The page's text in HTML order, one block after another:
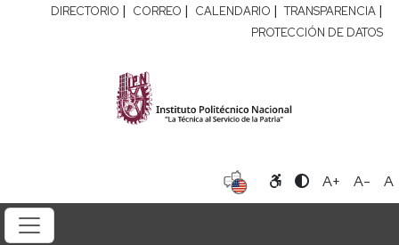
DIRECTORIO | CORREO | CALENDARIO | TRANSPARENCIA |
PROTECCIÓN DE DATOS
A+ A- A